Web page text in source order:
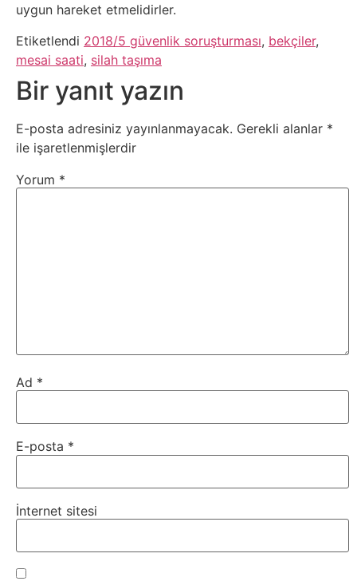
Seo
Sigorta
Sinema
Spor
Tarih
Tv
Twitter
Ürün
Uzay
Web
uygun hareket etmelidirler.
Etiketlendi 2018/5 güvenlik soruşturması, bekçiler,
mesai saati, silah taşıma
Bir yanıt yazın
E-posta adresiniz yayınlanmayacak. Gerekli alanlar *
ile işaretlenmişlerdir
Yorum *
Ad *
E-posta *
İnternet sitesi